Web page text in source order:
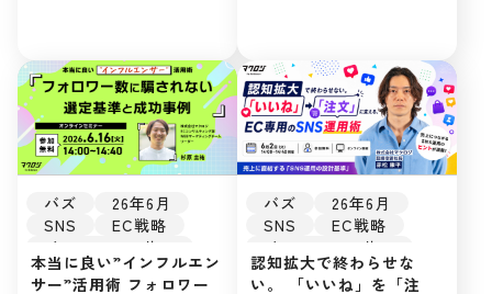
バズ
26年6月
SNS
EC戦略
インフルエンサー
楽天市場
Amazon
本当に良い”インフルエン
サー”活用術 フォロワー
バズ
26年6月
SNS
EC戦略
インフルエンサー
楽天市場
Amazon
認知拡大で終わらせな
い。 「いいね」を「注